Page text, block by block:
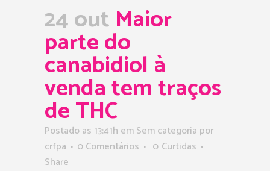
24 out Maior
parte do
canabidiol à
venda tem traços
de THC
Postado as 13:41h em Sem categoria por
crfpa
0 Comentários 0 Curtidas
Share